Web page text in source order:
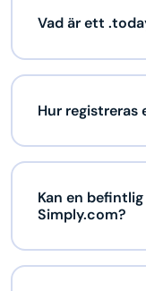
Vad är ett
Hur
Kan en
Simply.com?